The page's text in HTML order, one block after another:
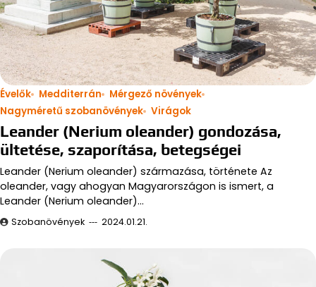
Évelők Medditerrán
Mérgező növények
Nagyméretű szobanövények Virágok
Leander (Nerium oleander) gondozása,
ültetése, szaporítása, betegségei
Leander (Nerium oleander) származása, története Az
oleander, vagy ahogyan Magyarországon is ismert, a
Leander (Nerium oleander)…
Szobanövények 2024.01.21.